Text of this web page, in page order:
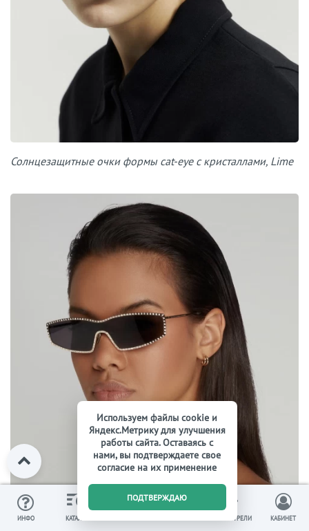
Солнцезащитные очки формы cat-eye с кристаллами, Lime
ИНФО КАТАЛОГ
0
ВЫ СМОТРЕЛИ КАБИНЕТ
Используем файлы cookie и
Яндекс.Метрику для улучшения
работы сайта. Оставаясь с
нами, вы подтверждаете свое
согласие на их применение
ПОДТВЕРЖДАЮ